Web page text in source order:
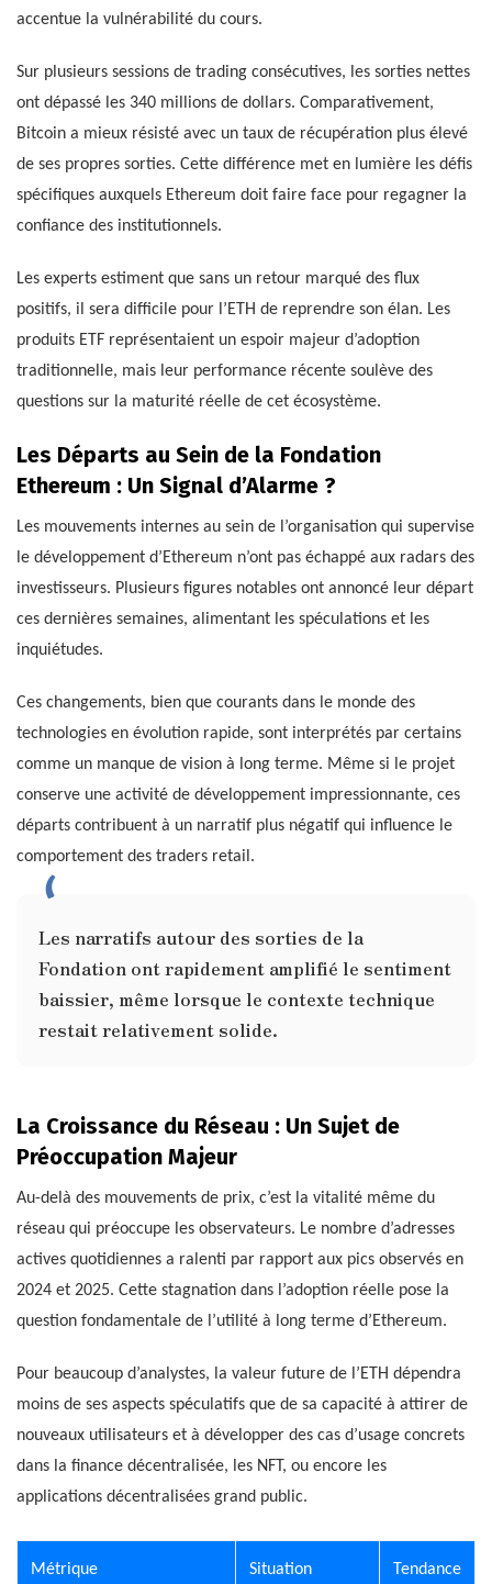
accentue la vulnérabilité du cours.
Sur plusieurs sessions de trading consécutives, les sorties nettes
ont dépassé les 340 millions de dollars. Comparativement,
Bitcoin a mieux résisté avec un taux de récupération plus élevé
de ses propres sorties. Cette différence met en lumière les défis
spécifiques auxquels Ethereum doit faire face pour regagner la
confiance des institutionnels.
Les experts estiment que sans un retour marqué des flux
positifs, il sera difficile pour l’ETH de reprendre son élan. Les
produits ETF représentaient un espoir majeur d’adoption
traditionnelle, mais leur performance récente soulève des
questions sur la maturité réelle de cet écosystème.
Les Départs au Sein de la Fondation
Ethereum : Un Signal d’Alarme ?
Les mouvements internes au sein de l’organisation qui supervise
le développement d’Ethereum n’ont pas échappé aux radars des
investisseurs. Plusieurs figures notables ont annoncé leur départ
ces dernières semaines, alimentant les spéculations et les
inquiétudes.
Ces changements, bien que courants dans le monde des
technologies en évolution rapide, sont interprétés par certains
comme un manque de vision à long terme. Même si le projet
conserve une activité de développement impressionnante, ces
départs contribuent à un narratif plus négatif qui influence le
comportement des traders retail.
Les narratifs autour des sorties de la
Fondation ont rapidement amplifié le sentiment
baissier, même lorsque le contexte technique
restait relativement solide.
La Croissance du Réseau : Un Sujet de
Préoccupation Majeur
Au-delà des mouvements de prix, c’est la vitalité même du
réseau qui préoccupe les observateurs. Le nombre d’adresses
actives quotidiennes a ralenti par rapport aux pics observés en
2024 et 2025. Cette stagnation dans l’adoption réelle pose la
question fondamentale de l’utilité à long terme d’Ethereum.
Pour beaucoup d’analystes, la valeur future de l’ETH dépendra
moins de ses aspects spéculatifs que de sa capacité à attirer de
nouveaux utilisateurs et à développer des cas d’usage concrets
dans la finance décentralisée, les NFT, ou encore les
applications décentralisées grand public.
Métrique
Situation
Tendance